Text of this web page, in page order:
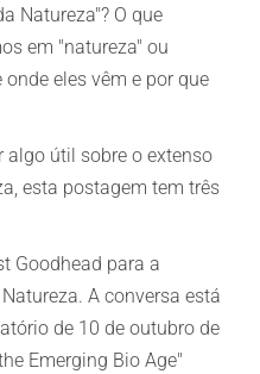
Natureza"? O que
em "natureza" ou
eles vêm e por que
algo útil sobre o extenso
esta postagem tem três
Goodhead para a
A conversa está
de 10 de outubro de
Emerging Bio Age"